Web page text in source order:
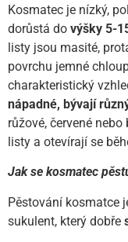
Kosmatec je nízký,
dorůstá do výšky 5-
listy jsou masité,
povrchu jemné
charakteristický
nápadné, bývají
růžové, červené
listy a otevírají se
Jak se kosmatec
Pěstování kosmatce
sukulent, který dobře